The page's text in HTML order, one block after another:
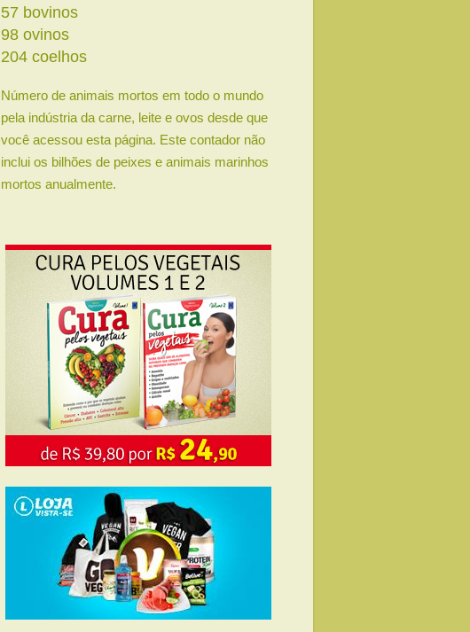
69 bovinos
120 ovinos
250 coelhos
Número de animais mortos em todo o mundo
pela indústria da carne, leite e ovos desde que
você acessou esta página. Este contador não
inclui os bilhões de peixes e animais marinhos
mortos anualmente.